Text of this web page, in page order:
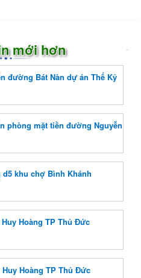
mới hơn
đường Bát Nàn dự án Thế Kỷ
phòng mặt tiền đường Nguyễn
khu chợ Bình Khánh
Hoàng TP Thủ Đức
Hoàng TP Thủ Đức